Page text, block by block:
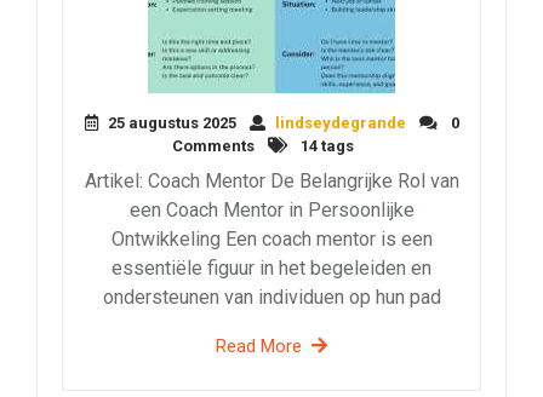
25 augustus 2025 lindseydegrande
0
Comments
14 tags
Artikel: Coach Mentor De Belangrijke Rol van
een Coach Mentor in Persoonlijke
Ontwikkeling Een coach mentor is een
essentiële figuur in het begeleiden en
ondersteunen van individuen op hun pad
Read More